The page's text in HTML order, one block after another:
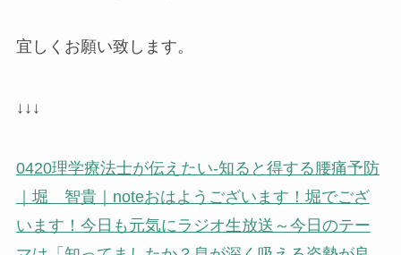
宜しくお願い致します。
↓↓↓
0420理学療法士が伝えたい-知ると得する腰痛予防
｜堀 智貴｜noteおはようございます！堀でござ
います！今日も元気にラジオ生放送～今日のテー